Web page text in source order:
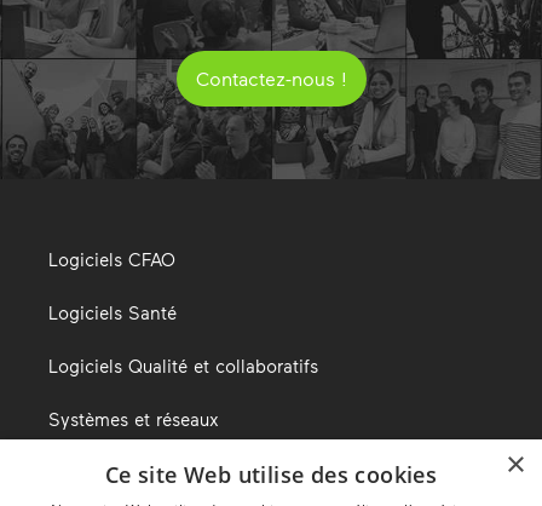
Contactez-nous !
Logiciels CFAO
Logiciels Santé
Logiciels Qualité et collaboratifs
Systèmes et réseaux
×
Ce site Web utilise des cookies